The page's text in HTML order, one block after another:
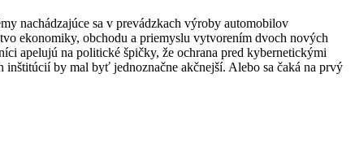
nachádzajúce sa v prevádzkach výroby automobilov
ekonomiky, obchodu a priemyslu vytvorením dvoch nových
apelujú na politické špičky, že ochrana pred kybernetickými
by mal byť jednoznačne akčnejší. Alebo sa čaká na prvý